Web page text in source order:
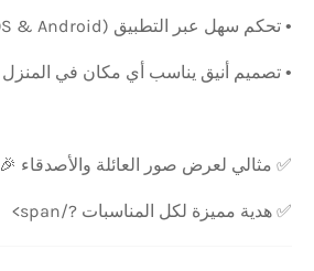
• تحكم سهل عبر التطبيق (iOS & Android)
• تصميم أنيق يناسب أي مكان في المنزل
✅ مثالي لعرض صور العائلة والأصدقاء 🎉
✅ هدية مميزة لكل المناسبات ?/span>